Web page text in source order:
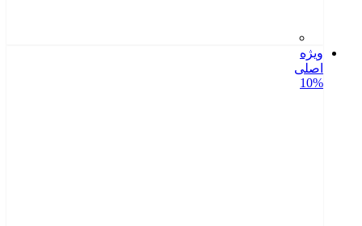
ویژه
اصلی
10%